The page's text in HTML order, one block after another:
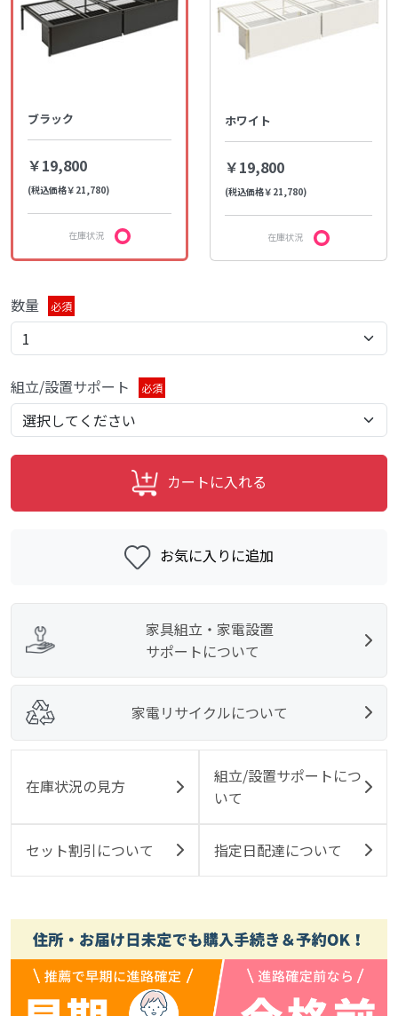
ブラック
￥19,800
(税込価格￥21,780)
在庫状況
ホワイト
￥19,800
(税込価格￥21,780)
在庫状況
数量 必須
組立/設置サポート 必須
カートに入れる
お気に入りに追加
家具組立・家電設置
サポートについて
家電リサイクルについて
在庫状況の見方
組立/設置サポートにつ
いて
セット割引について 指定日配達について